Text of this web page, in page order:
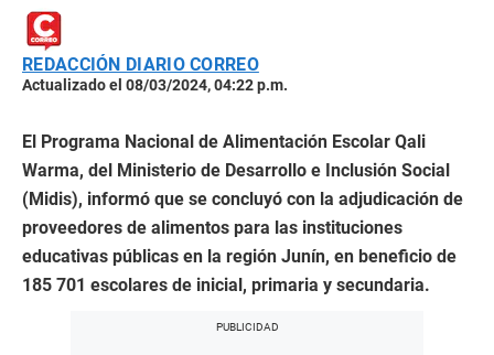
REDACCIÓN DIARIO CORREO
Actualizado el 08/03/2024, 04:22 p.m.
El Programa Nacional de Alimentación Escolar Qali
Warma, del Ministerio de Desarrollo e Inclusión Social
(Midis), informó que se concluyó con la adjudicación de
proveedores de alimentos para las instituciones
educativas públicas en la región Junín, en beneficio de
185 701 escolares de inicial, primaria y secundaria.